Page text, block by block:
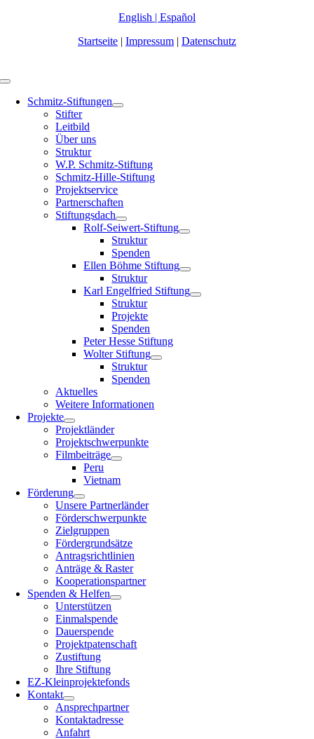
English | Español
Startseite | Impressum | Datenschutz
Toggle
NavigationSchmitz-Stiftungen
Stifter
Leitbild
Über uns
Struktur
W.P. Schmitz-Stiftung
Schmitz-Hille-Stiftung
Projektservice
Partnerschaften
Stiftungsdach
Rolf-Seiwert-Stiftung
Struktur
Spenden
Ellen Böhme Stiftung
Struktur
Karl Engelfried Stiftung
Struktur
Projekte
Spenden
Peter Hesse Stiftung
Wolter Stiftung
Struktur
Spenden
Aktuelles
Weitere Informationen
Projekte
Projektländer
Projektschwerpunkte
Filmbeiträge
Peru
Vietnam
Förderung
Unsere Partnerländer
Förderschwerpunkte
Zielgruppen
Fördergrundsätze
Antragsrichtlinien
Anträge & Raster
Kooperationspartner
Spenden & Helfen
Unterstützen
Einmalspende
Dauerspende
Projektpatenschaft
Zustiftung
Ihre Stiftung
EZ-Kleinprojektefonds
Kontakt
Ansprechpartner
Kontaktadresse
Anfahrt